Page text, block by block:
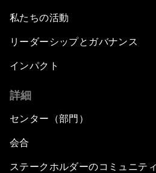
私たちの活動
リーダーシップとガバナンス
インパクト
詳細
センター（部門）
会合
ステークホルダーのコミュニティ